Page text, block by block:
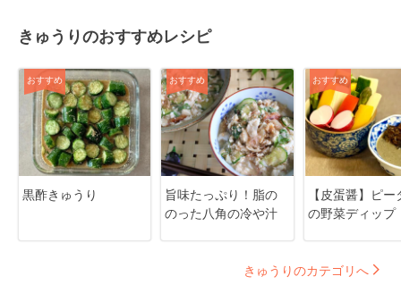
きゅうりのおすすめレシピ
おすすめ
黒酢きゅうり
おすすめ
旨味たっぷり！脂の
のった八角の冷や汁
おすすめ
【皮蛋醤】ピー
の野菜ディップ
きゅうりのカテゴリへ